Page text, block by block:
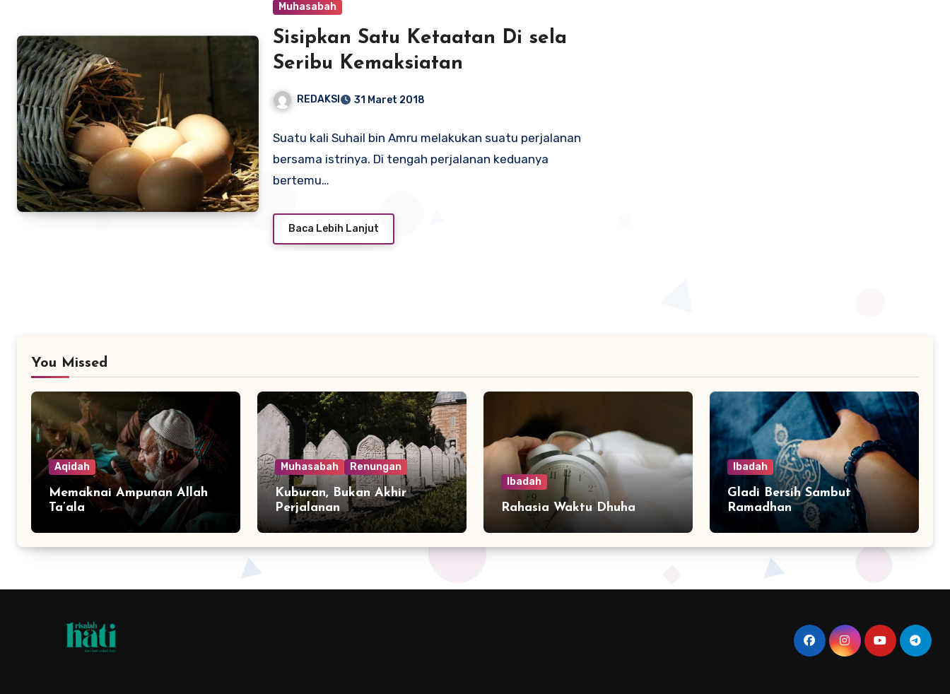
Muhasabah
Sisipkan Satu Ketaatan Di sela
Seribu Kemaksiatan
REDAKSI 31 Maret 2018
Suatu kali Suhail bin Amru melakukan suatu perjalanan
bersama istrinya. Di tengah perjalanan keduanya
bertemu…
Baca Lebih Lanjut
You Missed
Aqidah
Memaknai Ampunan Allah
Ta’ala
Muhasabah Renungan
Kuburan, Bukan Akhir
Perjalanan
Ibadah
Rahasia Waktu Dhuha
Ibadah
Gladi Bersih Sambut
Ramadhan